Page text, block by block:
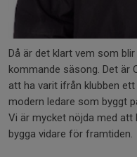
Då är det klart vem som
kommande säsong. Det är
att ha varit ifrån klubben
modern ledare som byggt
Vi är mycket nöjda med
bygga vidare för framtiden.